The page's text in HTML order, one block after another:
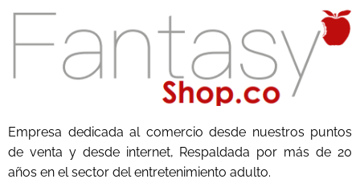
Empresa dedicada al comercio desde nuestros puntos
de venta y desde internet, Respaldada por más de 20
años en el sector del entretenimiento adulto.